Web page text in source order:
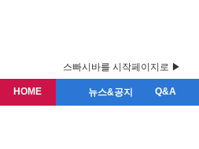
스빠시바를 시작페이지로 ▶
HOME 뉴스&공지 Q&A